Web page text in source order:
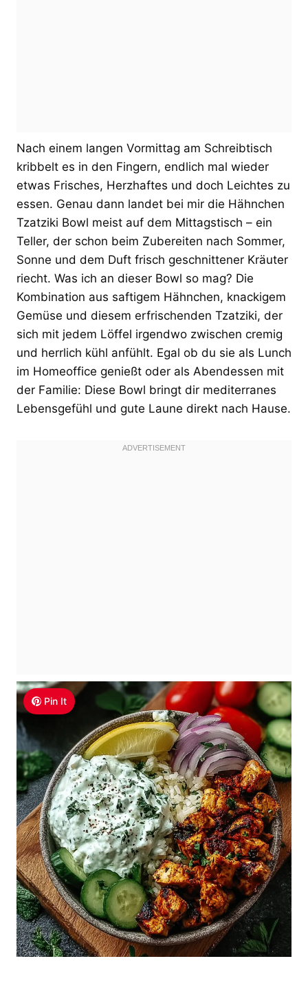
Nach einem langen Vormittag am Schreibtisch
kribbelt es in den Fingern, endlich mal wieder
etwas Frisches, Herzhaftes und doch Leichtes zu
essen. Genau dann landet bei mir die Hähnchen
Tzatziki Bowl meist auf dem Mittagstisch – ein
Teller, der schon beim Zubereiten nach Sommer,
Sonne und dem Duft frisch geschnittener Kräuter
riecht. Was ich an dieser Bowl so mag? Die
Kombination aus saftigem Hähnchen, knackigem
Gemüse und diesem erfrischenden Tzatziki, der
sich mit jedem Löffel irgendwo zwischen cremig
und herrlich kühl anfühlt. Egal ob du sie als Lunch
im Homeoffice genießt oder als Abendessen mit
der Familie: Diese Bowl bringt dir mediterranes
Lebensgefühl und gute Laune direkt nach Hause.
Pin It